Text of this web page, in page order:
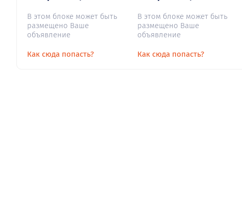
В этом блоке может быть
размещено Ваше
объявление
Как сюда попасть?
В этом блоке может быть
размещено Ваше
объявление
Как сюда попасть?